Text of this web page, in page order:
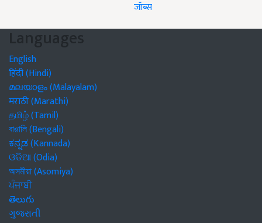
जॉब्स
Languages
English
हिंदी (Hindi)
മലയാളം (Malayalam)
मराठी (Marathi)
தமிழ் (Tamil)
বাঙালি (Bengali)
ಕನ್ನಡ (Kannada)
ଓଡିଆ (Odia)
অসমীয়া (Asomiya)
ਪੰਜਾਬੀ
తెలుగు
ગુજરાતી